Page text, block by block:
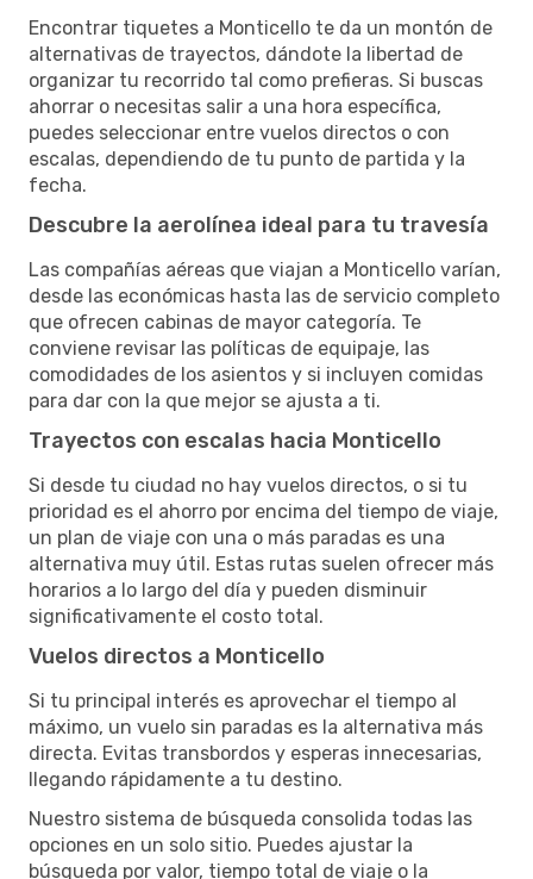
Encontrar tiquetes a Monticello te da un montón de
alternativas de trayectos, dándote la libertad de
organizar tu recorrido tal como prefieras. Si buscas
ahorrar o necesitas salir a una hora específica,
puedes seleccionar entre vuelos directos o con
escalas, dependiendo de tu punto de partida y la
fecha.
Descubre la aerolínea ideal para tu travesía
Las compañías aéreas que viajan a Monticello varían,
desde las económicas hasta las de servicio completo
que ofrecen cabinas de mayor categoría. Te
conviene revisar las políticas de equipaje, las
comodidades de los asientos y si incluyen comidas
para dar con la que mejor se ajusta a ti.
Trayectos con escalas hacia Monticello
Si desde tu ciudad no hay vuelos directos, o si tu
prioridad es el ahorro por encima del tiempo de viaje,
un plan de viaje con una o más paradas es una
alternativa muy útil. Estas rutas suelen ofrecer más
horarios a lo largo del día y pueden disminuir
significativamente el costo total.
Vuelos directos a Monticello
Si tu principal interés es aprovechar el tiempo al
máximo, un vuelo sin paradas es la alternativa más
directa. Evitas transbordos y esperas innecesarias,
llegando rápidamente a tu destino.
Nuestro sistema de búsqueda consolida todas las
opciones en un solo sitio. Puedes ajustar la
búsqueda por valor, tiempo total de viaje o la